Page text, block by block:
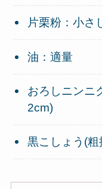
片栗粉：小さ
油：適量
おろしニンニ
2cm)
黒こしょう(